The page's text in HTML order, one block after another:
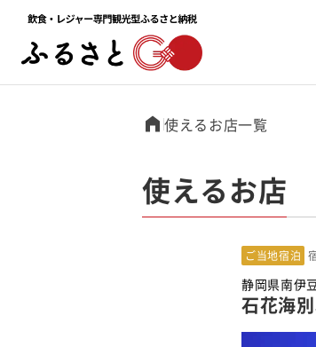
使えるお店一覧
使えるお店
ご当地宿泊
静岡県南伊
石花海